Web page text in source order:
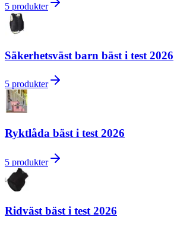
5 produkter
Säkerhetsväst barn bäst i test 2026
5 produkter
Ryktlåda bäst i test 2026
5 produkter
Ridväst bäst i test 2026